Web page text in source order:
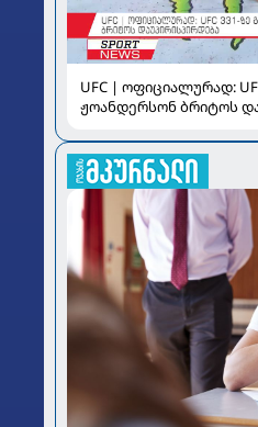
UFC | ოფიციალურად:
ჟოანდერსონ ბრიტოს